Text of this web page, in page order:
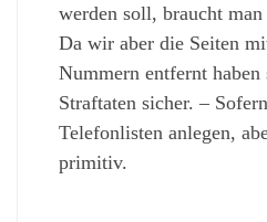
werden soll, braucht
Da wir aber die Seiten
Nummern entfernt
Straftaten sicher. –
Telefonlisten anlegen,
primitiv.